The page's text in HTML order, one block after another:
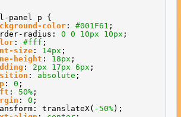
panel p {
color: #001F61 ;
radius: 0 0 10px 10px ;
: #fff ;
size: 14px ;
height : 18px ;
: 2px 17px 6px ;
: absolute ;
: 0 ;
: 50%;
: 0 ;
translateX( -50%);